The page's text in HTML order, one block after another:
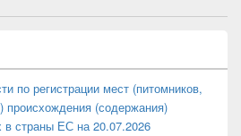
по регистрации мест (питомников,
происхождения (содержания)
страны ЕС на 20.07.2026